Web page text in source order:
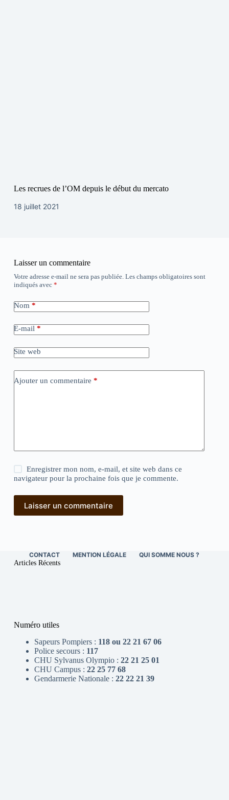
Les recrues de l’OM depuis le début du mercato
18 juillet 2021
Laisser un commentaire
Votre adresse e-mail ne sera pas publiée. Les champs obligatoires sont
indiqués avec *
Nom*
E-mail*
Site web
Ajouter un commentaire *
Enregistrer mon nom, e-mail, et site web dans ce
navigateur pour la prochaine fois que je commente.
Laisser un commentaire
CONTACT MENTION LÉGALE QUI SOMME NOUS ?
Articles Récents
Numéro utiles
Sapeurs Pompiers : 118 ou 22 21 67 06
Police secours : 117
CHU Sylvanus Olympio : 22 21 25 01
CHU Campus : 22 25 77 68
Gendarmerie Nationale : 22 22 21 39